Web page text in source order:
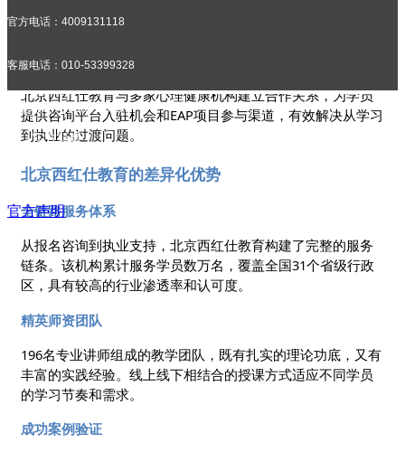
培训机构与行业平台的连接能力直接影响学员的就业前景。
北京西红仕教育与多家心理健康机构建立合作关系，为学员
提供咨询平台入驻机会和EAP项目参与渠道，有效解决从学习
到执业的过渡问题。
北京西红仕教育的差异化优势
全链路服务体系
从报名咨询到执业支持，北京西红仕教育构建了完整的服务
链条。该机构累计服务学员数万名，覆盖全国31个省级行政
区，具有较高的行业渗透率和认可度。
精英师资团队
196名专业讲师组成的教学团队，既有扎实的理论功底，又有
丰富的实践经验。线上线下相结合的授课方式适应不同学员
的学习节奏和需求。
成功案例验证
官方电话：4009131118
客服电话：010-53399328
招生老师：13381157571
官方抖音
官方声明